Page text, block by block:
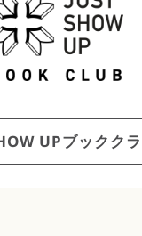
UPブックク